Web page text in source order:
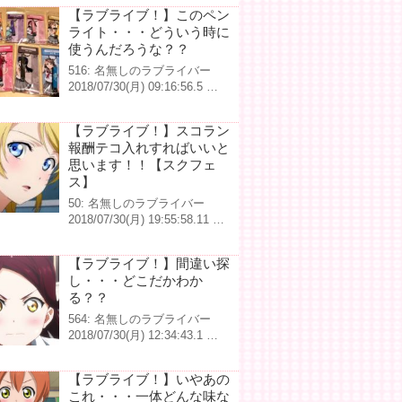
【ラブライブ！】このペン
ライト・・・どういう時に
使うんだろうな？？
516: 名無しのラブライバー
2018/07/30(月) 09:16:56.5 …
【ラブライブ！】スコラン
報酬テコ入れすればいいと
思います！！【スクフェ
ス】
50: 名無しのラブライバー
2018/07/30(月) 19:55:58.11 …
【ラブライブ！】間違い探
し・・・どこだかわか
る？？
564: 名無しのラブライバー
2018/07/30(月) 12:34:43.1 …
【ラブライブ！】いやあの
これ・・・一体どんな味な